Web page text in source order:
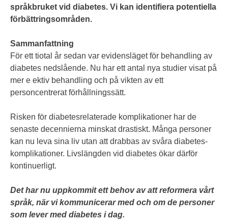
språkbruket vid diabetes. Vi kan identifiera potentiella
förbättringsområden.
Sammanfattning
För ett tiotal år sedan var evidensläget för behandling av
diabetes nedslående. Nu har ett antal nya studier visat på
mer e ektiv behandling och på vikten av ett
personcentrerat förhållningssätt.
Risken för diabetesrelaterade komplikationer har de
senaste decennierna minskat drastiskt. Många personer
kan nu leva sina liv utan att drabbas av svåra diabetes-
komplikationer. Livslängden vid diabetes ökar därför
kontinuerligt.
Det har nu uppkommit ett behov av att reformera vårt
språk, när vi kommunicerar med och om de personer
som lever med diabetes i dag.